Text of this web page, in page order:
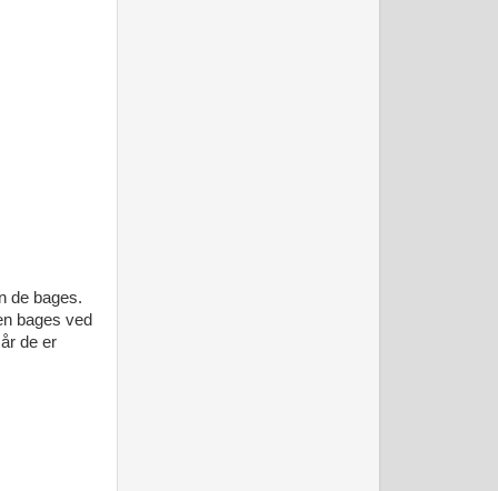
de bages.
bages ved
de er